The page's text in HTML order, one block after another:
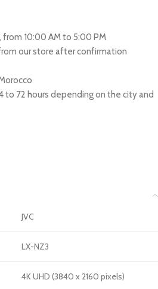
from 10:00 AM to 5:00 PM
our store after confirmation
to 72 hours depending on the city and
JVC
LX-NZ3
4K UHD (3840 x 2160 pixels)